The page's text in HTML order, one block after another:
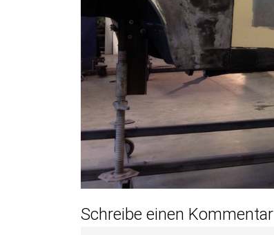
Schreibe einen Kommentar